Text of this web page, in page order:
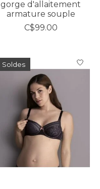
gorge d'allaitement
armature souple
C$99.00
Soldes